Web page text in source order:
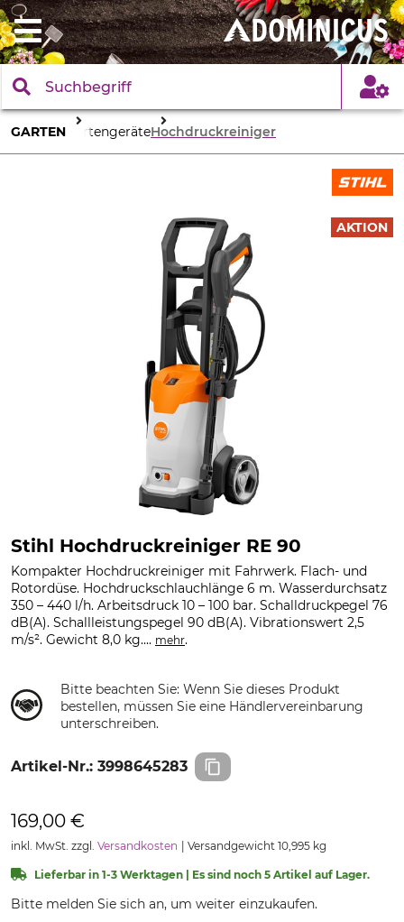
GARTEN GartengeräteHochdruckreiniger
AKTION
Stihl Hochdruckreiniger RE 90
Kompakter Hochdruckreiniger mit Fahrwerk. Flach- und
Rotordüse. Hochdruckschlauchlänge 6 m. Wasserdurchsatz
350 – 440 l/h. Arbeitsdruck 10 – 100 bar. Schalldruckpegel 76
dB(A). Schallleistungspegel 90 dB(A). Vibrationswert 2,5
m/s². Gewicht 8,0 kg.... mehr.
Bitte beachten Sie: Wenn Sie dieses Produkt
bestellen, müssen Sie eine Händlervereinbarung
unterschreiben.
Artikel-Nr.: 3998645283
169,00 €
inkl. MwSt. zzgl. Versandkosten Versandgewicht 10,995 kg
Lieferbar in 1-3 Werktagen | Es sind noch 5 Artikel auf Lager.
Bitte melden Sie sich an, um weiter einzukaufen.